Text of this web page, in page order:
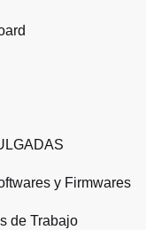
y Firmwares
de Trabajo